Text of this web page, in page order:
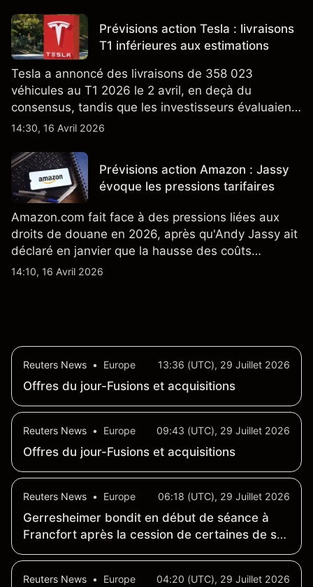
énergétique.
Prévisions action Tesla : livraisons
T1 inférieures aux estimations
Tesla a annoncé des livraisons de 358 023
véhicules au T1 2026 le 2 avril, en deçà du
consensus, tandis que les investisseurs évaluaient
également la croissance des stocks et les projets
nouveau SUV. Découvrez les objectifs de cours
TSLA d'analystes tiers.
14:30, 16 Avril 2026
Prévisions action Amazon : Jassy
évoque les pressions tarifaires
Amazon.com fait face à des pressions liées aux
droits de douane en 2026, après qu'Andy Jassy ait
déclaré en janvier que la hausse des coûts
d'importation commençait à se répercuter sur
14:10, 16 Avril 2026
Reuters News • Europe 13:36 (UTC), 29 Juillet 2026
Offres du jour-Fusions et acquisitions
Reuters News • Europe 09:43 (UTC), 29 Juillet 2026
Offres du jour-Fusions et acquisitions
Reuters News • Europe 06:18 (UTC), 29 Juillet 2026
Gerresheimer bondit en début de séance à
Francfort après la cession de certaines de ses
divisions
Reuters News • Europe 04:20 (UTC), 29 Juillet 2026